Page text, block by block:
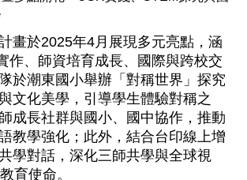
畫於2025年4月展現多元亮點，涵
作、師資培育成長、國際與跨校交
於潮東國小舉辦「對稱世界」探究
文化美學，引導學生體驗對稱之
成長社群與國小、國中協作，推動
教學強化；此外，結合台印線上增
學對話，深化三師共學與全球視
育使命。